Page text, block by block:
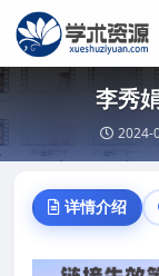
李秀
2024-
详情介绍